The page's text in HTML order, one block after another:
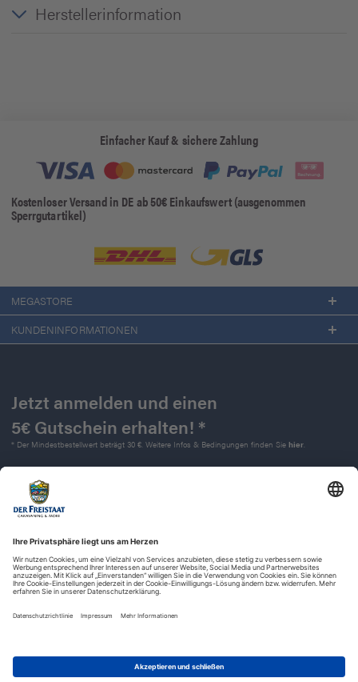
Herstellerinformation
Einfacher Kauf & sichere Zahlung
Kostenloser Versand in DE ab 50€ Einkaufswert (ausgenommen
Sperrgutartikel)
MEGASTORE
KUNDENINFORMATIONEN
Jetzt anmelden und einen
5€ Gutschein erhalten! *
* Der Mindestbestellwert beträgt 30 €. Weitere Infos & Bedingungen finden Sie hier.